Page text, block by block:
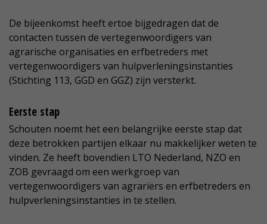
De bijeenkomst heeft ertoe bijgedragen dat de
contacten tussen de vertegenwoordigers van
agrarische organisaties en erfbetreders met
vertegenwoordigers van hulpverleningsinstanties
(Stichting 113, GGD en GGZ) zijn versterkt.
Eerste stap
Schouten noemt het een belangrijke eerste stap dat
deze betrokken partijen elkaar nu makkelijker weten te
vinden. Ze heeft bovendien LTO Nederland, NZO en
ZOB gevraagd om een werkgroep van
vertegenwoordigers van agrariërs en erfbetreders en
hulpverleningsinstanties in te stellen.